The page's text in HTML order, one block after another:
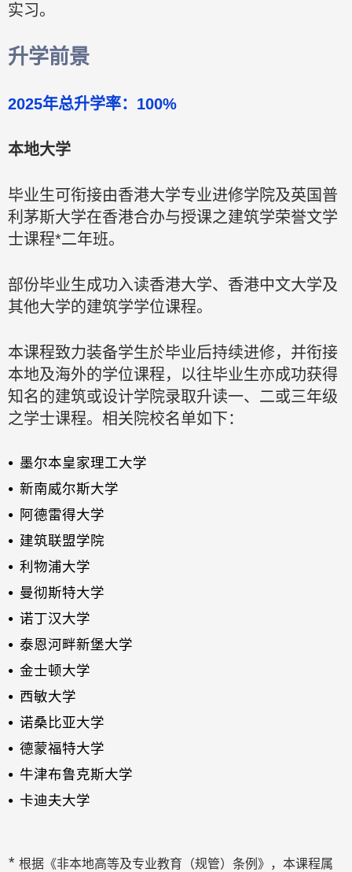
实习。
升学前景
2025年总升学率：100%
本地大学
毕业生可衔接由香港大学专业进修学院及英国普
利茅斯大学在香港合办与授课之建筑学荣誉文学
士课程*二年班。
部份毕业生成功入读香港大学、香港中文大学及
其他大学的建筑学学位课程。
本课程致力装备学生於毕业后持续进修，并衔接
本地及海外的学位课程，以往毕业生亦成功获得
知名的建筑或设计学院录取升读一、二或三年级
之学士课程。相关院校名单如下：
墨尔本皇家理工大学
新南威尔斯大学
阿德雷得大学
建筑联盟学院
利物浦大学
曼彻斯特大学
诺丁汉大学
泰恩河畔新堡大学
金士顿大学
西敏大学
诺桑比亚大学
德蒙福特大学
牛津布鲁克斯大学
卡迪夫大学
* 根据《非本地高等及专业教育（规管）条例》，本课程属